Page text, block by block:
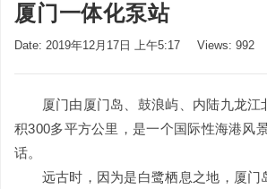
厦门一体化泵站
Date: 2019年12月17日 上午5:17 Views: 992
厦门由厦门岛、鼓浪屿、内陆九龙江
积300多平方公里，是一个国际性海港风
话。
远古时，因为是白鹭栖息之地，厦门岛